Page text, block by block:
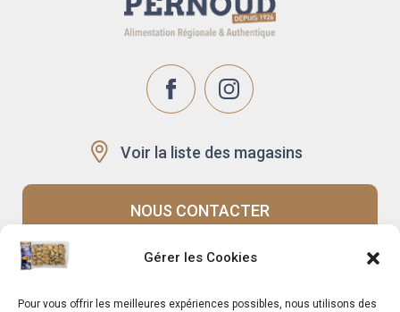
Gérer les Cookies
Pour vous offrir les meilleures expériences possibles, nous utilisons des
Voir la liste des magasins
NOUS CONTACTER